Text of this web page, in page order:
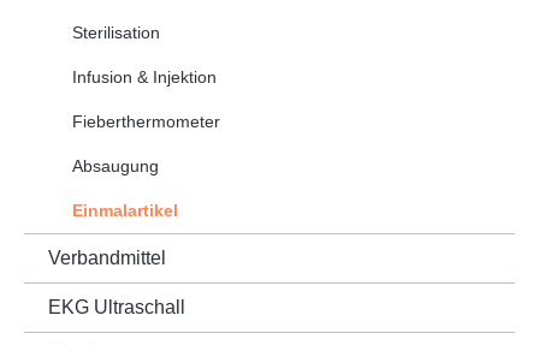
Sterilisation
Infusion & Injektion
Fieberthermometer
Absaugung
Einmalartikel
Verbandmittel
EKG Ultraschall